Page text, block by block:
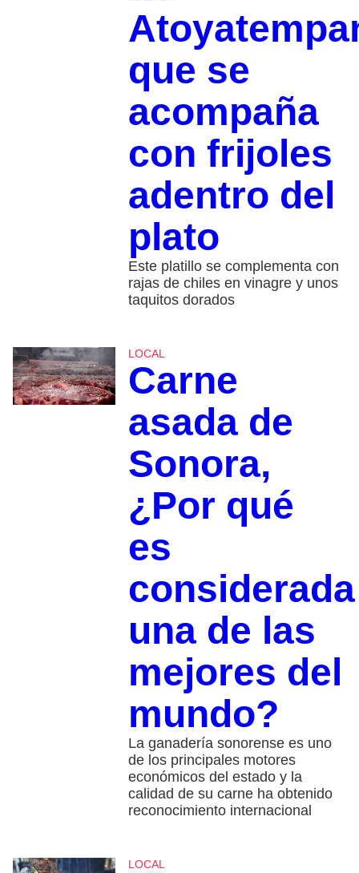
que se
acompaña
con frijoles
adentro del
plato
Este platillo se complementa con
rajas de chiles en vinagre y unos
taquitos dorados
LOCAL
Carne
asada de
Sonora,
¿Por qué
es
considerada
una de las
mejores del
mundo?
La ganadería sonorense es uno
de los principales motores
económicos del estado y la
calidad de su carne ha obtenido
reconocimiento internacional
LOCAL